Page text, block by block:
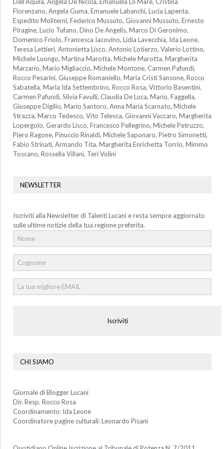
Florenzano, Angela Guma, Emanuele Labanchi, Lucia Lapenta,
Espedito Moliterni, Federico Mussuto, Giovanni Mussuto, Ernesto
Piragine, Lucio Tufano, Dino De Angelis, Marco Di Geronimo,
Domenico Friolo, Francesca Iacovino, Lidia Lavecchia, Ida Leone,
Teresa Lettieri, Antonietta Lisco, Antonio Lotierzo, Valerio Lottino,
Michele Luongo, Martina Marotta, Michele Marotta, Margherita
Marzario, Mario Migliaccio, Michele Montone, Carmen Pafundi,
Rocco Pesarini, Giuseppe Romaniello, Maria Cristi Sansone, Rocco
Sabatella, Maria Ida Settembrino, Rocco Rosa, Vittorio Basentini,
Carmen Pafundi, Silvia Favulli, Claudia De Luca, Mario, Faggella,
Giuseppe Digilio, Mario Santoro, Anna Maria Scarnato, Michele
Strazza, Marco Tedesco, Vito Telesca, Giovanni Vaccaro, Margherita
Lopergolo, Gerardo Lisco, Francesco Pellegrino, Michele Petruzzo,
Piero Ragone, Pinuccio Rinaldi, Michele Saponaro, Pietro Simonetti,
Fabio Strinati, Armando Tita, Margherita Enrichetta Torrio, Mimmo
Toscano, Rossella Villani, Teri Volini
NEWSLETTER
Iscriviti alla Newsletter di Talenti Lucani e resta sempre aggiornato
sulle ultime notizie della tua regione preferita.
Iscriviti
CHI SIAMO
Giornale di Blogger Lucani
Dir. Resp. Rocco Rosa
Coordinamento: Ida Leone
Coordinatore pagine culturali: Leonardo Pisani